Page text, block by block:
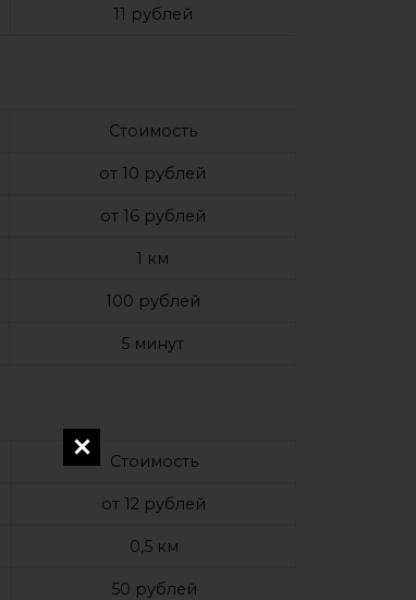
11 рублей
Стоимость
от 10 рублей
от 16 рублей
1 км
100 рублей
5 минут
Стоимость
от 12 рублей
0,5 км
50 рублей